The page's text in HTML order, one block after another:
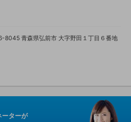
8045 青森県弘前市 大字野田１丁目６番地
ーターが